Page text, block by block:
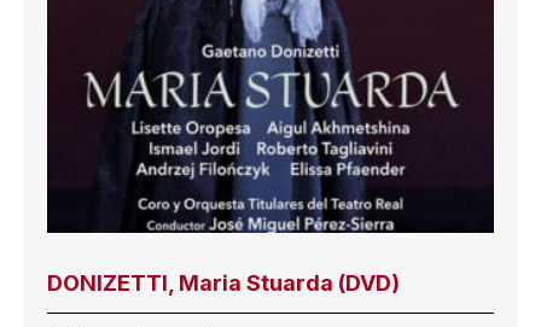
DONIZETTI, Maria Stuarda (DVD)